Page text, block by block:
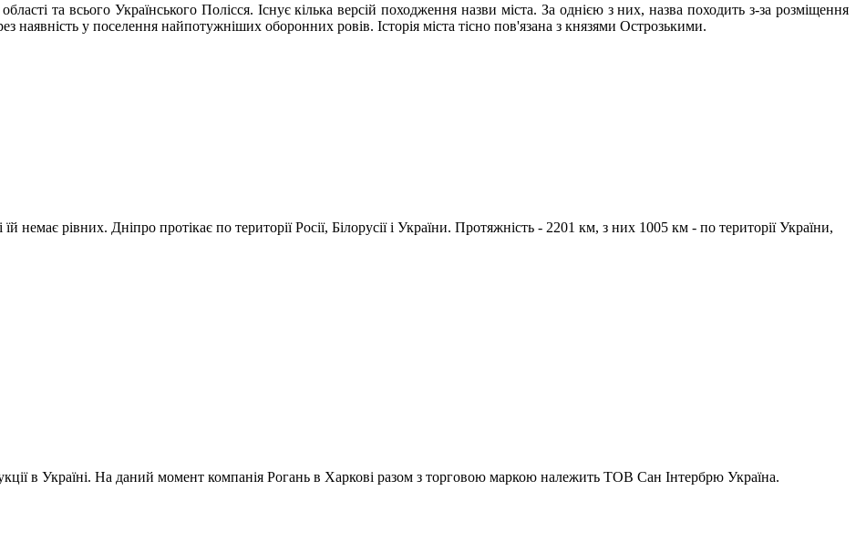
та всього Українського Полісся. Існує кілька версій походження назви міста. За однією з них, назва походить з-за розміщення
наявність у поселення найпотужніших оборонних ровів. Історія міста тісно пов'язана з князями Острозькими.
немає рівних. Дніпро протікає по території Росії, Білорусії і України. Протяжність - 2201 км, з них 1005 км - по території України,
в Україні. На даний момент компанія Рогань в Харкові разом з торговою маркою належить ТОВ Сан Інтербрю Україна.